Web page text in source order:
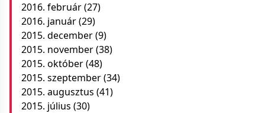
2016. február(27)
2016. január(29)
2015. december(9)
2015. november(38)
2015. október(48)
2015. szeptember(34)
2015. augusztus (41)
2015. július (30)